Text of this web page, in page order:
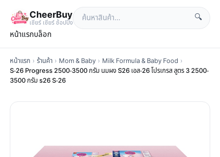
CheerBuy
เซียร์ เซียร์ ช้อปปิ้ง
🔍
หน้าแรกบล็อก
หน้าแรก › ร้านค้า › Mom & Baby › Milk Formula & Baby Food ›
S-26 Progress 2500-3500 กรัม นมผง S26 เอส-26 โปรเกรส สูตร 3 2500-
3500 กรัม s26 S-26